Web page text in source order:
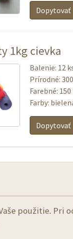
Dopytovať
1kg cievka
Balenie: 12
Prírodné:
Farebné:
Farby:
Dopytovať
použitie. Pri